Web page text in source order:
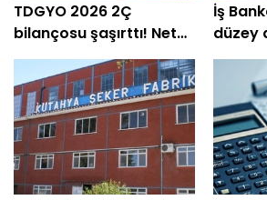
TDGYO 2026 2Ç
bilançosu şaşırttı! Net
kâr yüzde 105 bin arttı
İş
düzey
Aran